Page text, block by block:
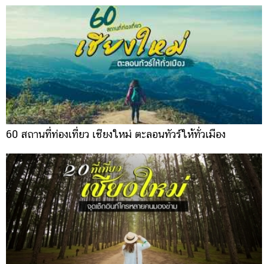
60 สถานที่ท่องเที่ยว เชียงใหม่ ตะลอนทัวร์ให้ทั่วเมือง